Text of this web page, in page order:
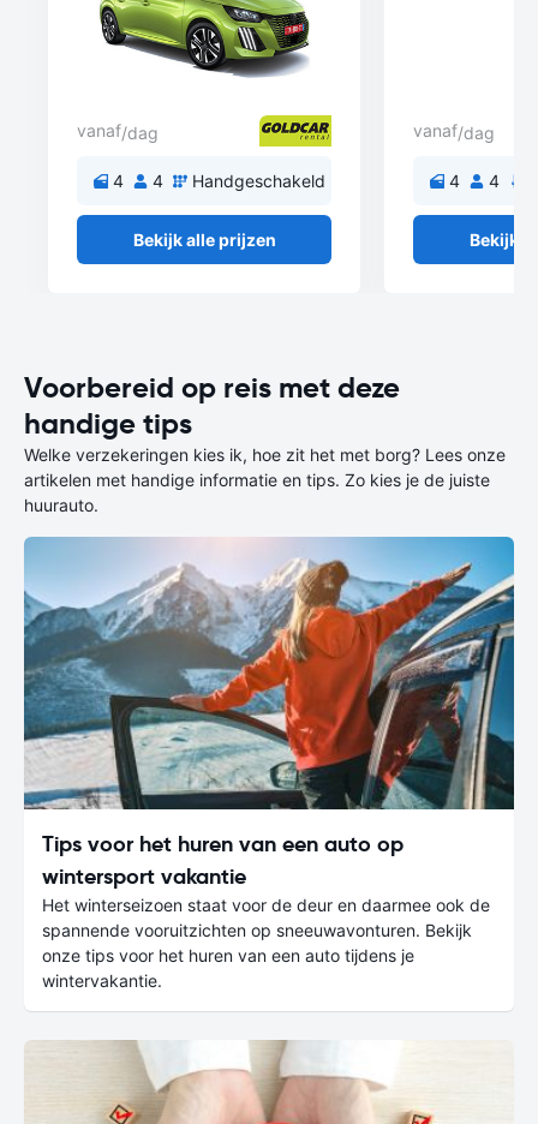
vanaf/dag
4 4 Handgeschakeld
Bekijk alle prijzen
vanaf/dag
4 4
Bekijk
Voorbereid op reis met deze
handige tips
Welke verzekeringen kies ik, hoe zit het met borg? Lees onze
artikelen met handige informatie en tips. Zo kies je de juiste
huurauto.
Tips voor het huren van een auto op
wintersport vakantie
Het winterseizoen staat voor de deur en daarmee ook de
spannende vooruitzichten op sneeuwavonturen. Bekijk
onze tips voor het huren van een auto tijdens je
wintervakantie.